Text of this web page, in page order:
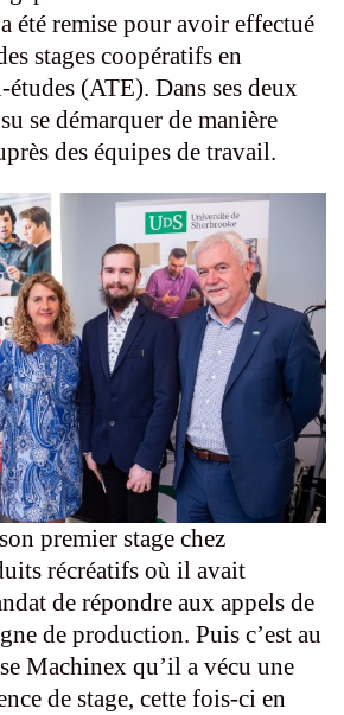
été remise pour avoir effectué
stages coopératifs en
(ATE). Dans ses deux
se démarquer de manière
des équipes de travail.
premier stage chez
récréatifs où il avait
de répondre aux appels de
de production. Puis c’est au
Machinex qu’il a vécu une
de stage, cette fois-ci en